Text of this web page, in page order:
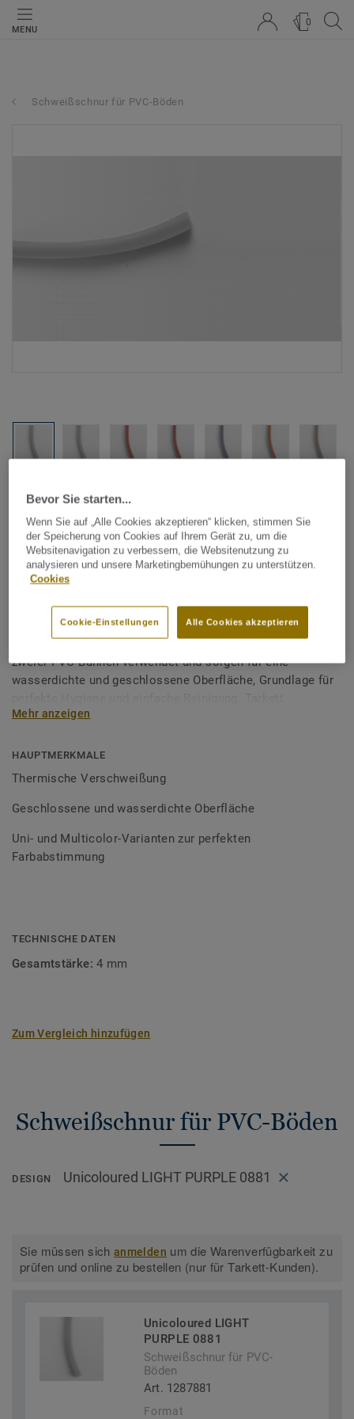
MENU
0
Schweißschnur für PVC-Böden
Tarkett Zubehör Komplettsortiment |Schweißschnüre
Schweißschnur für PVC-Böden
- Unicoloured LIGHT PURPLE
0881
Schweißschnüre werden zur thermischen Verschweißung
zweier PVC-Bahnen verwendet und sorgen für eine
wasserdichte und geschlossene Oberfläche, Grundlage für
Schweißschnüre sind erhältlich in den Varianten Uni und
Bodenbelagssortiment abgestimmt. Durch die Verwendung
von Kontrastfarben lassen sich auch besondere
Mehr anzeigen
HAUPTMERKMALE
Thermische Verschweißung
Geschlossene und wasserdichte Oberfläche
Uni- und Multicolor-Varianten zur perfekten
Farbabstimmung
TECHNISCHE DATEN
Gesamtstärke:4 mm
Zum Vergleich hinzufügen
Schweißschnur für PVC-Böden
DESIGN Unicoloured LIGHT PURPLE 0881
Sie müssen sichanmelden um die Warenverfügbarkeit zu
prüfen und online zu bestellen (nur für Tarkett-Kunden).
Unicoloured LIGHT
PURPLE 0881
Schweißschnur für PVC-
Böden
Art. 1287881
Format
Bevor Sie starten...
Wenn Sie auf „Alle Cookies akzeptieren“ klicken, stimmen Sie
der Speicherung von Cookies auf Ihrem Gerät zu, um die
Websitenavigation zu verbessern, die Websitenutzung zu
analysieren und unsere Marketingbemühungen zu unterstützen.
Cookies
Alle Cookies akzeptieren
Cookie-Einstellungen